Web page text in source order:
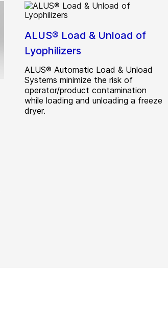
ALUS® Load & Unload of
Lyophilizers
ALUS® Automatic Load & Unload
Systems minimize the risk of
operator/product contamination
while loading and unloading a freeze
dryer.